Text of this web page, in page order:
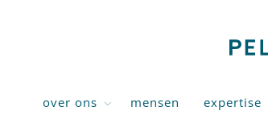
over ons mensen expertise